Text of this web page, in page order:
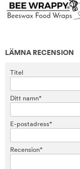
LÄMNA RECENSION
Titel
Ditt namn*
E-postadress*
Recension*